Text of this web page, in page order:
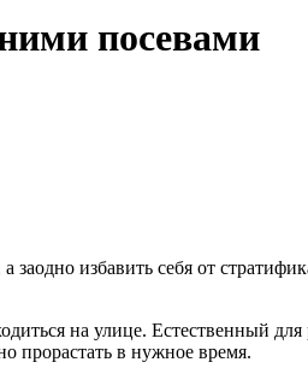
посевами
заодно избавить себя от
на улице. Естественный
прорастать в нужное время.